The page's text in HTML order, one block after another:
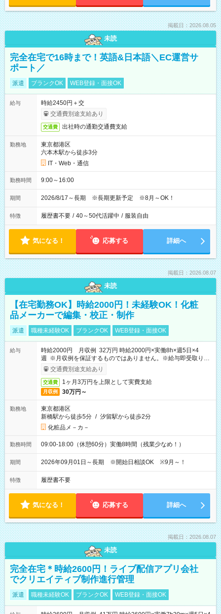
掲載日：2026.08.05
未読
完全在宅で16時まで！英語&日本語＼EC運営サ
ポート／
派遣 ブランクOK WEB登録・面接OK
給与
時給2450円＋交
交通費別途支給あり
交通費 出社時の通勤交通費支給
勤務地
東京都港区
六本木駅から徒歩3分
IT・Web・通信
勤務時間 9:00～16:00
期間 2026/8/17～長期 ※長期更新予定 ※8月～OK！
特徴 履歴書不要 / 40～50代活躍中 / 服装自由
気になる！ 応募する 詳細へ
掲載日：2026.08.07
未読
【在宅勤務OK】時給2000円！未経験OK！化粧
品メーカーで編集・校正・制作
派遣 職種未経験OK ブランクOK WEB登録・面接OK
給与
時給2000円 月収例 32万円 時給2000円×実働8h×週5日×4
週 ※月収例を保証するものではありません。※給与即受取りサ
ービス利用可（利用条件有）
交通費別途支給あり
交通費 1ヶ月3万円を上限として実費支給
月収例 30万円～
勤務地
東京都港区
新橋駅から徒歩5分 / 汐留駅から徒歩2分
化粧品メ－カ－
勤務時間 09:00-18:00（休憩60分）実働8時間（残業少なめ！）
期間 2026年09月01日～長期 ※開始日相談OK ※9月～！
特徴 履歴書不要
気になる！ 応募する 詳細へ
掲載日：2026.08.07
未読
完全在宅＊時給2600円！ライブ配信アプリ会社
でクリエイティブ制作進行管理
派遣 職種未経験OK ブランクOK WEB登録・面接OK